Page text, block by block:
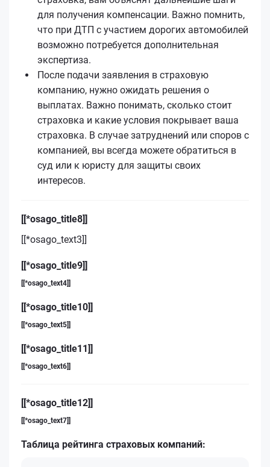
для получения компенсации. Важно помнить,
что при ДТП с участием дорогих автомобилей
возможно потребуется дополнительная
экспертиза.
После подачи заявления в страховую
компанию, нужно ожидать решения о
выплатах. Важно понимать, сколько стоит
страховка и какие условия покрывает ваша
страховка. В случае затруднений или споров с
компанией, вы всегда можете обратиться в
суд или к юристу для защиты своих
интересов.
[[*osago_title8]]
[[*osago_text3]]
[[*osago_title9]]
[[*osago_text4]]
[[*osago_title10]]
[[*osago_text5]]
[[*osago_title11]]
[[*osago_text6]]
[[*osago_title12]]
[[*osago_text7]]
Таблица рейтинга страховых компаний: